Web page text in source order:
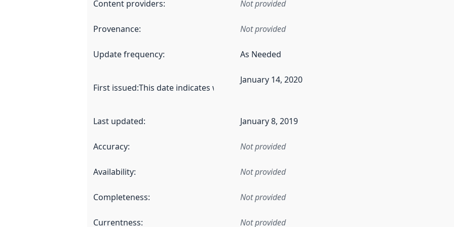
Content providers: Not provided
Provenance: Not provided
Update frequency: As Needed
First issued:This date indicates when the data in this dataset was first released. It may have
January 14, 2020
Last updated: January 8, 2019
Accuracy: Not provided
Availability: Not provided
Completeness: Not provided
Currentness: Not provided